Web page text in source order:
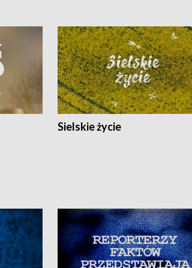
Sielskie życie